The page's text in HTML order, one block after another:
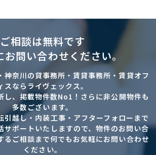
ご相談は無料です
お問い合わせください。
神奈川の貸事務所・賃貸事務所・賃貸オフ
スならライヴェックス。
し、掲載物件数No1！さらに非公開物件も
多数ございます。
引越し・内装工事・アフターフォローまで
サポートいたしますので、物件のお問い合
るご相談まで何でもお気軽にお問い合わせ
ください。